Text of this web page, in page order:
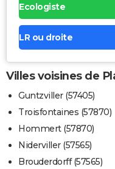
Ecologiste
LR ou droite
Villes voisines de
Guntzviller (57405)
Troisfontaines (57870)
Hommert (57870)
Niderviller (57565)
Brouderdorff (57565)